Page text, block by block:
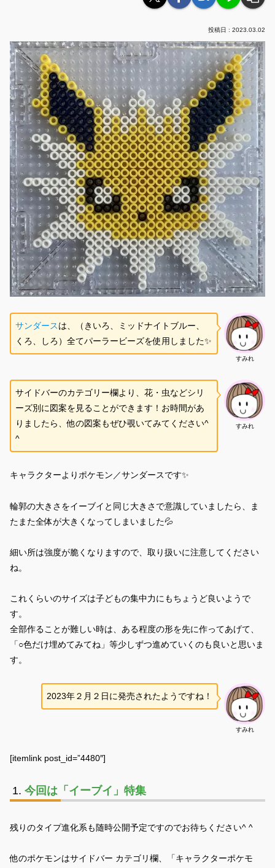
2023.03.02
すみれ
サンダースは、（きいろ、ミッドナイトブルー、
くろ、しろ）全てパーラービーズを使用しました✨
すみれ
サイドバーのカテゴリー欄より、花・虫などシリ
ーズ別に図案を見ることができます！お時間があ
りましたら、他の図案もぜひ覗いてみてください^
^
キャラクターよりポケモン／サンダースです✨
輪郭の大きさをイーブイと同じ大きさで意識していましたら、ま
たまた全体が大きくなってしまいました💦
細い所は強度が脆くなりますので、取り扱いに注意してください
ね。
これくらいのサイズは子どもの集中力にもちょうど良いようで
す。
全部作ることが難しい時は、ある程度の形を先に作ってあげて、
「○色だけ埋めてみてね」等少しずつ進めていくのも良いと思いま
す。
すみれ
2023年２月２日に発売されたようですね！
[itemlink post_id=”4480″]
今回は「イーブイ」特集
残りのタイプ進化系も随時公開予定ですのでお待ちください^ ^
他のポケモンはサイドバー カテゴリ欄、「キャラクターポケモ